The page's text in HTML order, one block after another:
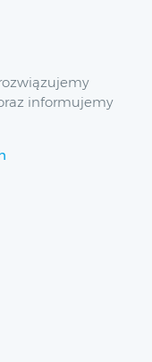
informujemy